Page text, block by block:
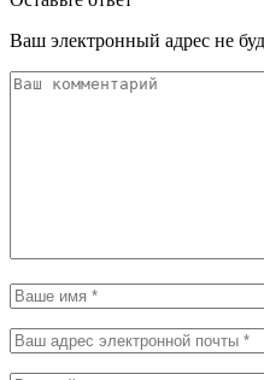
Ваш электронный адрес не